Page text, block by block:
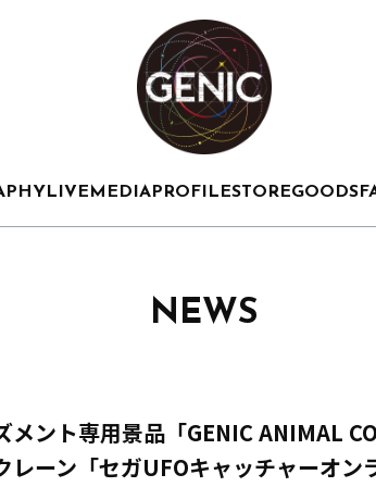
LIVE MEDIAPROFILESTOREGOODS
NEWS
メント専用景品「GENIC ANIMAL
レーン「セガUFOキャッチャーオン